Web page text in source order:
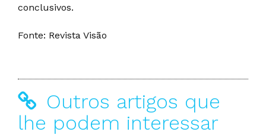
conclusivos.
Fonte: Revista Visão
Outros artigos que
lhe podem interessar